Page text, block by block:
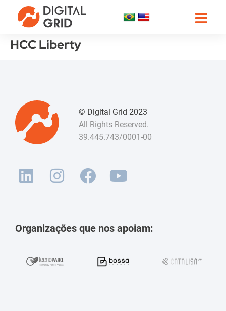
HCC Liberty
© Digital Grid 2023
All Rights Reserved.
39.445.743/0001-00
Organizações que nos apoiam: